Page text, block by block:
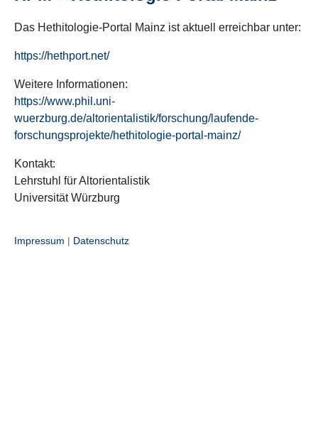
Das Hethitologie-Portal Mainz ist aktuell erreichbar unter:
https://hethport.net/
Weitere Informationen:
https://www.phil.uni-
wuerzburg.de/altorientalistik/forschung/laufende-
forschungsprojekte/hethitologie-portal-mainz/
Kontakt:
Lehrstuhl für Altorientalistik
Universität Würzburg
Impressum | Datenschutz